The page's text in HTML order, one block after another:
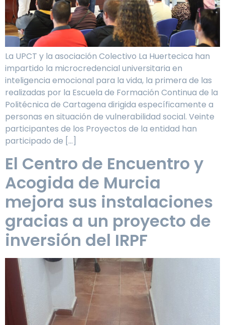
La UPCT y la asociación Colectivo La Huertecica han
impartido la microcredencial universitaria en
inteligencia emocional para la vida, la primera de las
realizadas por la Escuela de Formación Continua de la
Politécnica de Cartagena dirigida específicamente a
personas en situación de vulnerabilidad social. Veinte
participantes de los Proyectos de la entidad han
participado de […]
El Centro de Encuentro y
Acogida de Murcia
mejora sus instalaciones
gracias a un proyecto de
inversión del IRPF